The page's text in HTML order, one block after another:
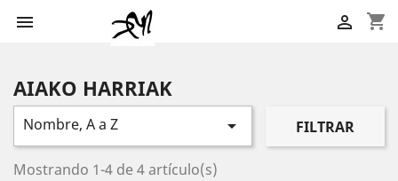
 shopping_cart

AIAKO HARRIAK
Nombre, A a Z  FILTRAR
Mostrando 1-4 de 4 artículo(s)